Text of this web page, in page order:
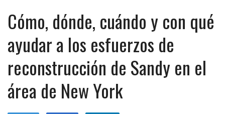
Cómo, dónde, cuándo y con qué
ayudar a los esfuerzos de
reconstrucción de Sandy en el
área de New York